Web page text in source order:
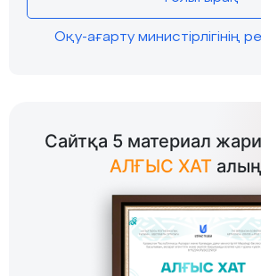
Оқу-ағарту министірлігінің
Сайтқа 5 материал
АЛҒЫС ХАТ